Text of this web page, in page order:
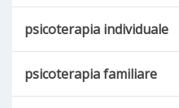
psicoterapia individuale
psicoterapia familiare